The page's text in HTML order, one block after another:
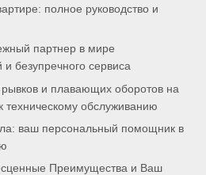
полное руководство и
партнер в мире
безупречного сервиса
рывков и плавающих оборотов на
техническому обслуживанию
ваш персональный помощник в
Преимущества и Ваш